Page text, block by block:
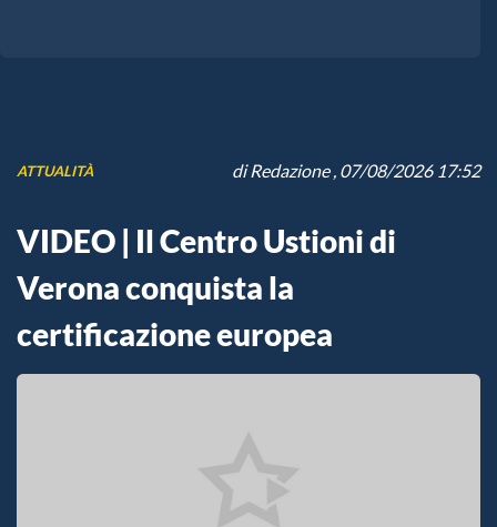
ATTUALITÀ diRedazione, 07/08/2026 17:52
VIDEO | Il Centro Ustioni di
Verona conquista la
certificazione europea